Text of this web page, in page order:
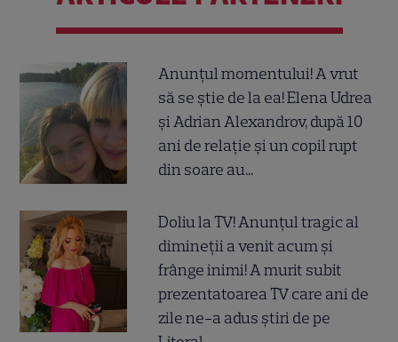
Anunțul momentului! A vrut
să se știe de la ea! Elena Udrea
și Adrian Alexandrov, după 10
ani de relație și un copil rupt
din soare au...
Doliu la TV! Anunțul tragic al
dimineții a venit acum și
frânge inimi! A murit subit
prezentatoarea TV care ani de
zile ne-a adus știri de pe